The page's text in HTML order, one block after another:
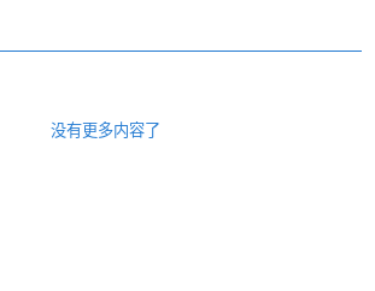
没有更多内容了